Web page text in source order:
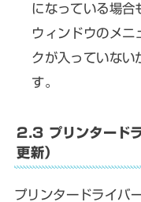
になっている場合
ウィンドウのメニ
クが入っていない
す。
2.3 プリンタードラ
更新）
プリンタードライバ